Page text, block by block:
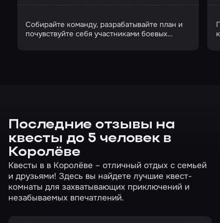
Собирайте команду, разрабатывайте план и
почувствуйте себя участниками боевых
Последние отзывы на
квесты до 5 человек в
Королёве
Квесты в в Королёве – отличный отдых с семьей
и друзьями! Здесь вы найдете лучшие квест-
комнаты для захватывающих приключений и
незабываемых впечатлений.